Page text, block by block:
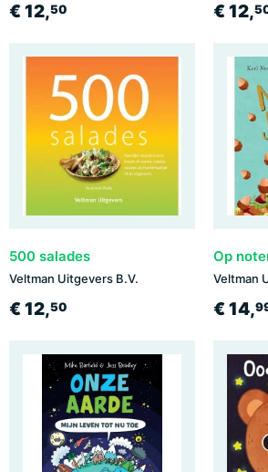
€ 12,50 € 12,
500 salades
Veltman Uitgevers B.V.
€ 12,50
Op
Veltman
€ 14,